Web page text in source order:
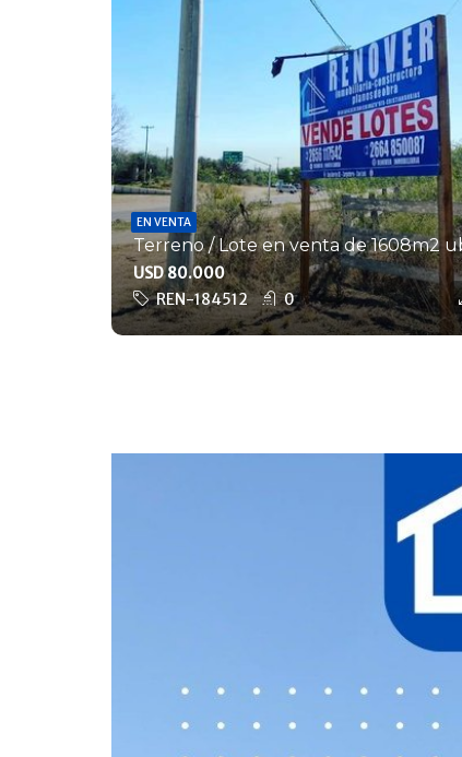
REN-184512 0
USD 80.000
EN VENTA